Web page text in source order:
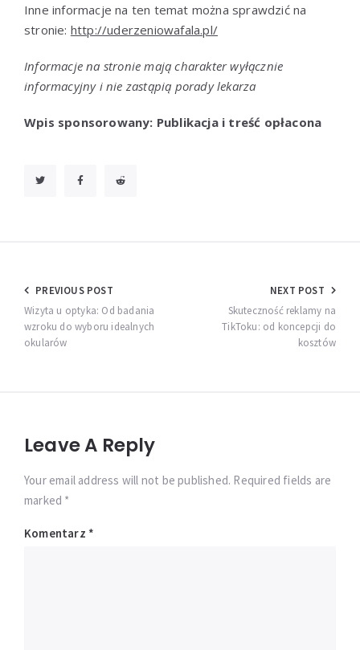
Inne informacje na ten temat można sprawdzić na
stronie: http://uderzeniowafala.pl/
Informacje na stronie mają charakter wyłącznie
informacyjny i nie zastąpią porady lekarza
Wpis sponsorowany: Publikacja i treść opłacona
Nawigacja
wpisu
PREVIOUS POST
Wizyta u optyka: Od badania
wzroku do wyboru idealnych
okularów
NEXT POST
Skuteczność reklamy na
TikToku: od koncepcji do
kosztów
Leave A Reply
Your email address will not be published. Required fields are
marked *
Komentarz *